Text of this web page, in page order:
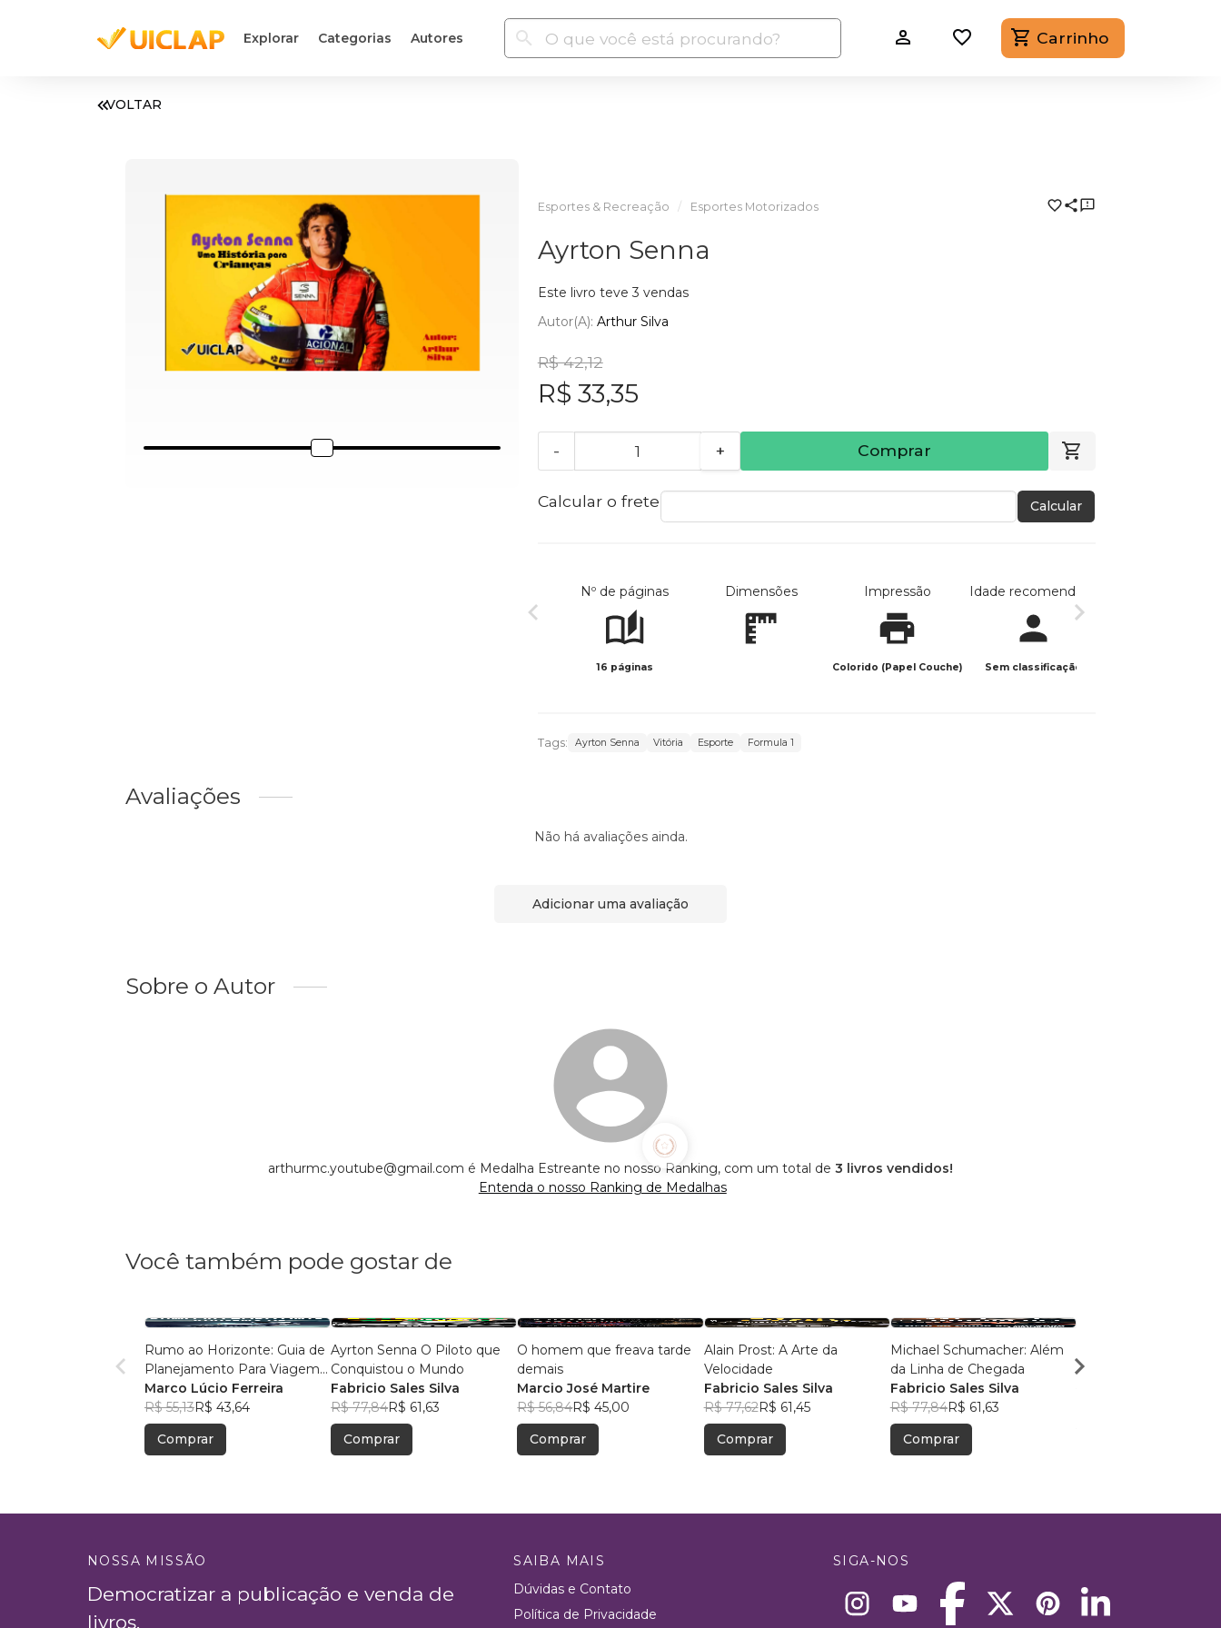
Explorar Categorias Autores Carrinho
VOLTAR
Esportes & Recreação Esportes Motorizados
Ayrton Senna
Este livro teve 3 vendas
Autor(a): Arthur Silva
R$ 42,12
R$ 33,35
- + Comprar
Calcular o frete Calcular
Nº de páginas
16 páginas
Dimensões Impressão
Colorido (Papel Couche)
Idade recomendada
Sem classificação
Tags: Ayrton Senna Vitória Esporte Formula 1
Avaliações
Não há avaliações ainda.
Adicionar uma avaliação
Sobre o Autor
arthurmc.youtube@gmail.com é Medalha Estreante no nosso Ranking, com um total de 3 livros vendidos!
Entenda o nosso Ranking de Medalhas
Você também pode gostar de
Rumo ao Horizonte: Guia de
Planejamento Para Viagem
de Motocicleta - Método
I.P.O.E.
Marco Lúcio Ferreira
R$ 55,13R$ 43,64
Comprar
Ayrton Senna O Piloto que
Conquistou o Mundo
Fabricio Sales Silva
R$ 77,84R$ 61,63
Comprar
O homem que freava tarde
demais
Marcio José Martire
R$ 56,84R$ 45,00
Comprar
Alain Prost: A Arte da
Velocidade
Fabricio Sales Silva
R$ 77,62R$ 61,45
Comprar
Michael Schumacher: Além
da Linha de Chegada
Fabricio Sales Silva
R$ 77,84R$ 61,63
Comprar
PAULO CESAR
NOSSA MISSÃO
Democratizar a publicação e venda de
livros.
SAIBA MAIS
Dúvidas e Contato
Política de Privacidade
SIGA-NOS